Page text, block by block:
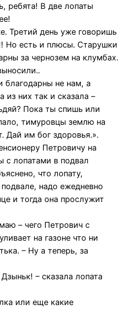
ребята! В две лопаты
Третий день уже говоришь
Но есть и плюсы. Старушки
за чернозем на клумбах.
не нам, а
из них так и сказала –
Пока ты спишь или
тимуровцы землю на
Дай им бог здоровья.».
Петровичу на
с лопатами в подвал
что лопату,
надо ежедневно
и тогда она прослужит
– чего Петрович с
на газоне что ни
– Ну а теперь, за
– сказала лопата
или еще какие